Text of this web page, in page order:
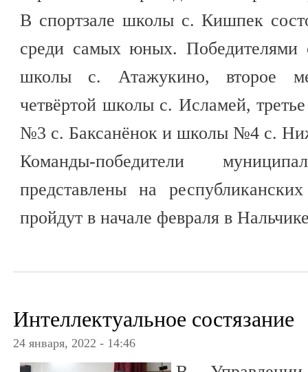
В спортзале школы с. Кишпек
среди самых юных. Победителями
школы с. Атажукино, второе
четвёртой школы с. Исламей,
№3 с. Баксанёнок и школы №4 с.
Команды-победители
представлены на
пройдут в начале февраля в
Интеллектуальное состязание
24 января, 2022 - 14:46